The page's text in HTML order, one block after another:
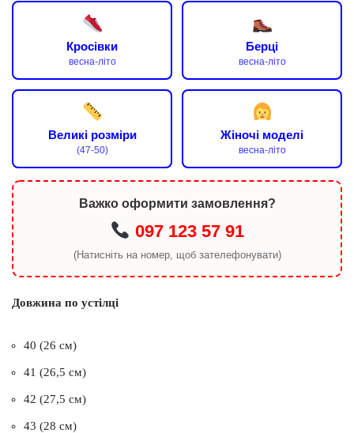
Кросівки
весна-літо
Берці
весна-літо
Великі розміри
(47-50)
Жіночі моделі
весна-літо
Важко оформити замовлення?
097 123 57 91
(Натисніть на номер, щоб зателефонувати)
Довжина по устілці
40 (26 см)
41 (26,5 см)
42 (27,5 см)
43 (28 см)